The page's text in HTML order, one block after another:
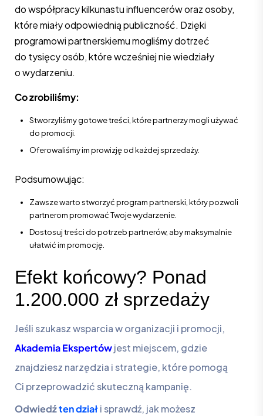
do współpracy kilkunastu influencerów oraz osoby,
które miały odpowiednią publiczność. Dzięki
programowi partnerskiemu mogliśmy dotrzeć
do tysięcy osób, które wcześniej nie wiedziały
o wydarzeniu.
Co zrobiliśmy:
Stworzyliśmy gotowe treści, które partnerzy mogli używać
do promocji.
Oferowaliśmy im prowizję od każdej sprzedaży.
Podsumowując:
Zawsze warto stworzyć program partnerski, który pozwoli
partnerom promować Twoje wydarzenie.
Dostosuj treści do potrzeb partnerów, aby maksymalnie
ułatwić im promocję.
Efekt końcowy? Ponad
1.200.000 zł sprzedaży
Jeśli szukasz wsparcia w organizacji i promocji,
Akademia Ekspertówjest miejscem, gdzie
znajdziesz narzędzia i strategie, które pomogą
Ci przeprowadzić skuteczną kampanię.
Odwiedźten działi sprawdź, jak możesz